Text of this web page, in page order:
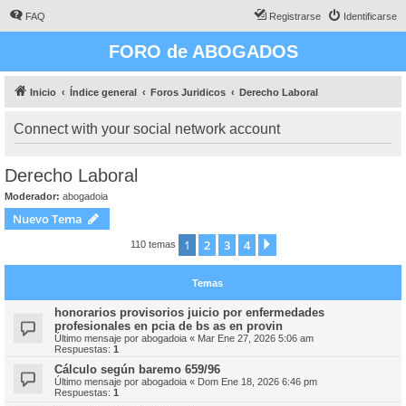
FAQ Identificarse
Registrarse
FORO de ABOGADOS
Inicio Índice general Foros Juridicos Derecho Laboral
Connect with your social network account
Derecho Laboral
Moderador: abogadoia
Nuevo Tema
110 temas 1 2 3 4
Temas
honorarios provisorios juicio por enfermedades
profesionales en pcia de bs as en provin
Último mensaje por abogadoia « Mar Ene 27, 2026 5:06 am
Respuestas: 1
Cálculo según baremo 659/96
Último mensaje por abogadoia « Dom Ene 18, 2026 6:46 pm
Respuestas: 1